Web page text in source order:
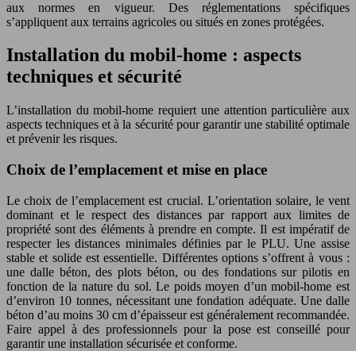
aux normes en vigueur. Des réglementations spécifiques
s’appliquent aux terrains agricoles ou situés en zones protégées.
Installation du mobil-home : aspects
techniques et sécurité
L’installation du mobil-home requiert une attention particulière aux
aspects techniques et à la sécurité pour garantir une stabilité optimale
et prévenir les risques.
Choix de l’emplacement et mise en place
Le choix de l’emplacement est crucial. L’orientation solaire, le vent
dominant et le respect des distances par rapport aux limites de
propriété sont des éléments à prendre en compte. Il est impératif de
respecter les distances minimales définies par le PLU. Une assise
stable et solide est essentielle. Différentes options s’offrent à vous :
une dalle béton, des plots béton, ou des fondations sur pilotis en
fonction de la nature du sol. Le poids moyen d’un mobil-home est
d’environ 10 tonnes, nécessitant une fondation adéquate. Une dalle
béton d’au moins 30 cm d’épaisseur est généralement recommandée.
Faire appel à des professionnels pour la pose est conseillé pour
garantir une installation sécurisée et conforme.